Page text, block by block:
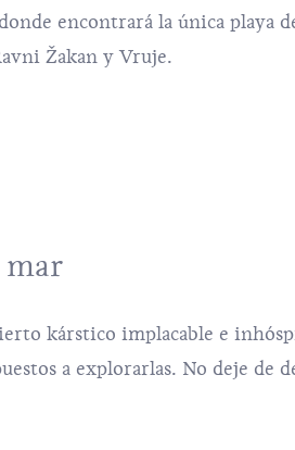
encontrará la única playa
Žakan y Vruje.
kárstico implacable e
a explorarlas. No deje de